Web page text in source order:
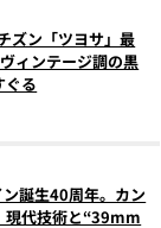
ズン「ツヨサ」最
ィンテージ調の黒
ぐる
ン誕生40周年。カン
現代技術と“39mm